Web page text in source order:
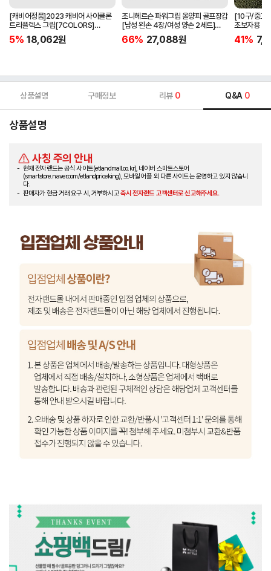
[캐비어정품]2023 캐비어 사이클론
트리플렉스 그립[7COLORS]
[라운드][39g/42g/46g/50g]
[R/S 토크]
5% 18,062원
조니헤르슨 파워그립 올양피 골프장갑
[남성 왼손 4장/여성 양손 2세트]
[화이트][케이스포함]
66% 27,088원
[10구/중고/
초보자용 비
우레탄소재
41%
상품설명 구매정보 리뷰 0 Q&A 0
상품설명
사칭 주의 안내
현재 전자랜드는 공식 사이트(etlandmall.co.kr), 네이버 스마트스토어
(smartstore.naver.com/etlandpriceking), 모바일 어플 외 다른 사이트는 운영하고 있지 않습니
다.
판매자가 현금 거래 요구 시, 거부하시고즉시 전자랜드 고객센터로 신고해주세요.